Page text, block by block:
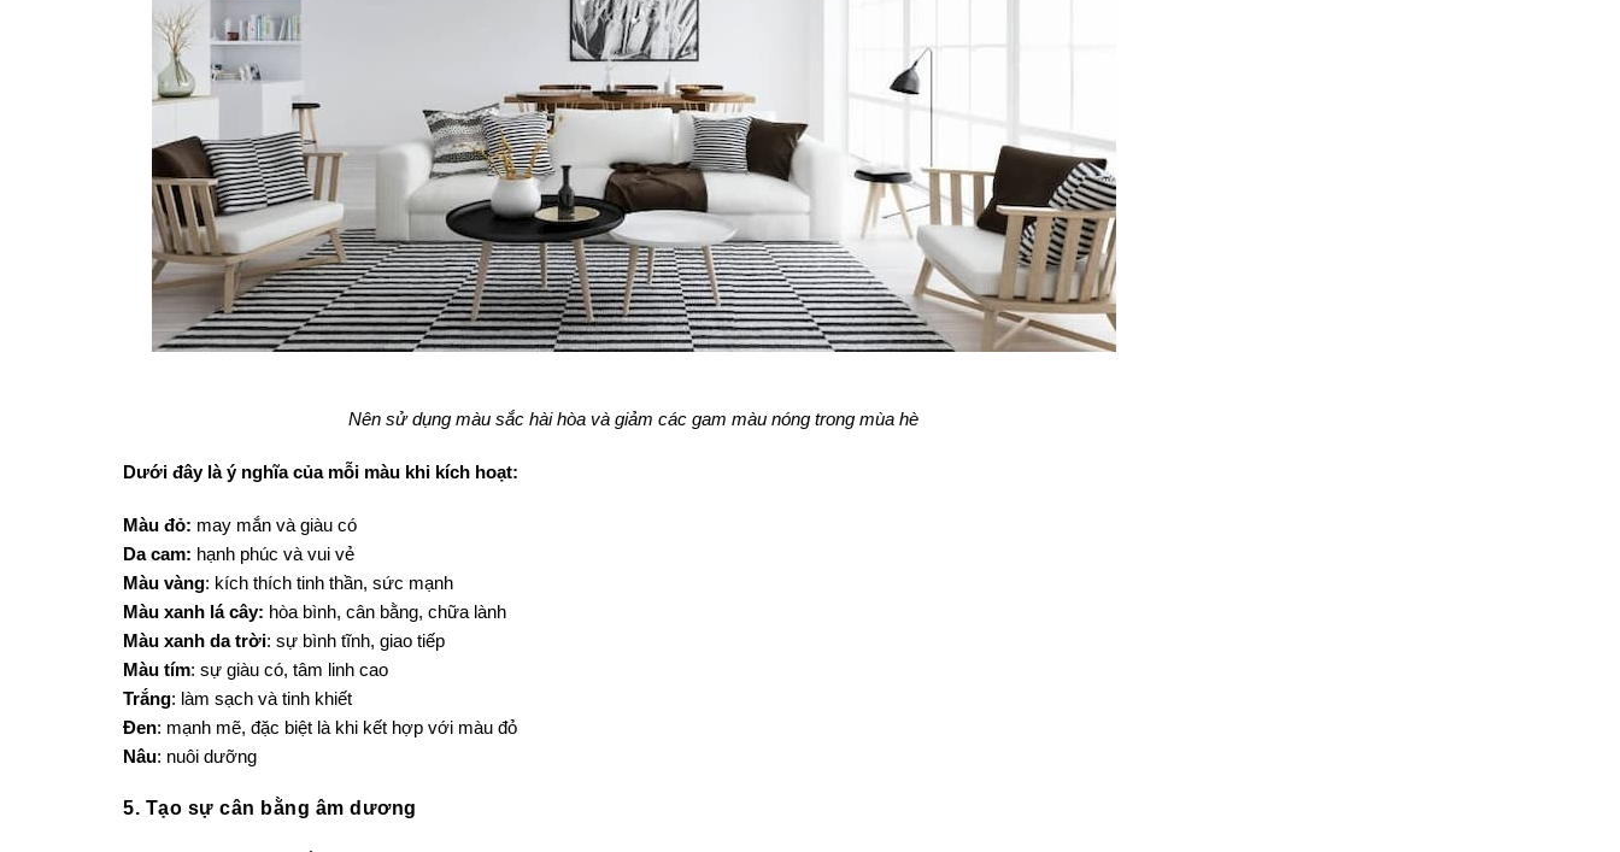
Nên sử dụng màu sắc hài hòa và giảm các gam màu nóng trong mùa hè
Dưới đây là ý nghĩa của mỗi màu khi kích hoạt:
Màu đỏ: may mắn và giàu có
Da cam: hạnh phúc và vui vẻ
Màu vàng: kích thích tinh thần, sức mạnh
Màu xanh lá cây: hòa bình, cân bằng, chữa lành
Màu xanh da trời: sự bình tĩnh, giao tiếp
Màu tím: sự giàu có, tâm linh cao
Trắng: làm sạch và tinh khiết
Đen: mạnh mẽ, đặc biệt là khi kết hợp với màu đỏ
Nâu: nuôi dưỡng
5. Tạo sự cân bằng âm dương